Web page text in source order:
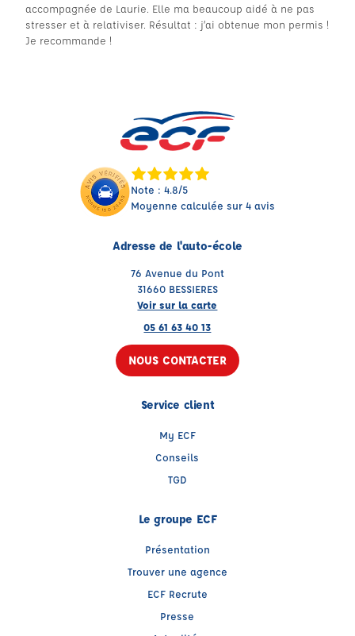
accompagnée de Laurie. Elle ma beaucoup aidé à ne pas
stresser et à relativiser. Résultat : j’ai obtenue mon permis !
Je recommande !
Note : 4.8/5
Moyenne calculée sur 4 avis
Adresse de l'auto-école
76 Avenue du Pont
31660 BESSIERES
Voir sur la carte
05 61 63 40 13
NOUS CONTACTER
Service client
My ECF
Conseils
TGD
Le groupe ECF
Présentation
Trouver une agence
ECF Recrute
Presse